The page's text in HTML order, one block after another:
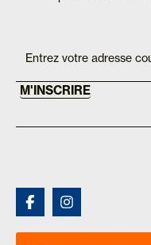
Mailchimp
are
human,
this
field
M'INSCRIRE